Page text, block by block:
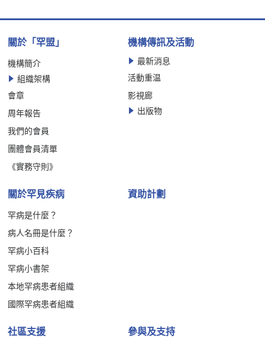
關於「罕盟」
機構簡介
組織架構
會章
周年報告
我們的會員
團體會員清單
《實務守則》
機構傳訊及活動
最新消息
活動重温
影視廊
出版物
關於罕見疾病
罕病是什麼？
病人名冊是什麼？
罕病小百科
罕病小書架
本地罕病患者組織
國際罕病患者組織
資助計劃
社區支援 參與及支持